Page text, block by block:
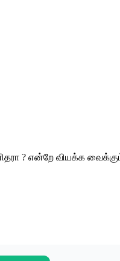
? என்றே வியக்க